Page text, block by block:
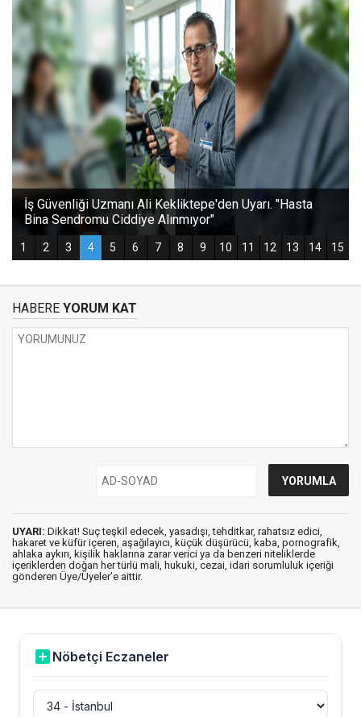
HABERE YORUM KAT
UYARI: Dikkat! Suç teşkil edecek, yasadışı, tehditkar, rahatsız edici,
hakaret ve küfür içeren, aşağılayıcı, küçük düşürücü, kaba, pornografik,
ahlaka aykırı, kişilik haklarına zarar verici ya da benzeri niteliklerde
içeriklerden doğan her türlü mali, hukuki, cezai, idari sorumluluk içeriği
gönderen Üye/Üyeler’e aittir.